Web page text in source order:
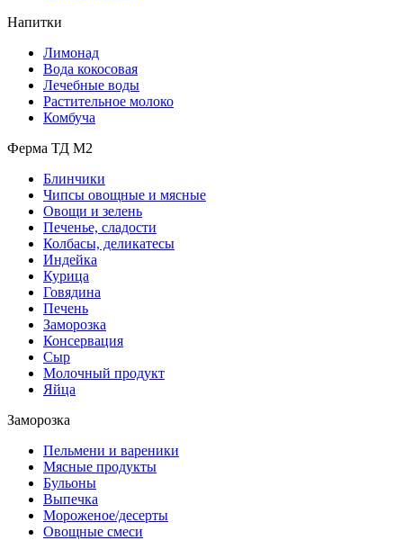
Напитки
Лимонад
Вода кокосовая
Лечебные воды
Растительное молоко
Комбуча
Ферма ТД М2
Блинчики
Чипсы овощные и мясные
Овощи и зелень
Печенье, сладости
Колбасы, деликатесы
Индейка
Курица
Говядина
Печень
Заморозка
Консервация
Сыр
Молочный продукт
Яйца
Заморозка
Пельмени и вареники
Мясные продукты
Бульоны
Выпечка
Мороженое/десерты
Овощные смеси